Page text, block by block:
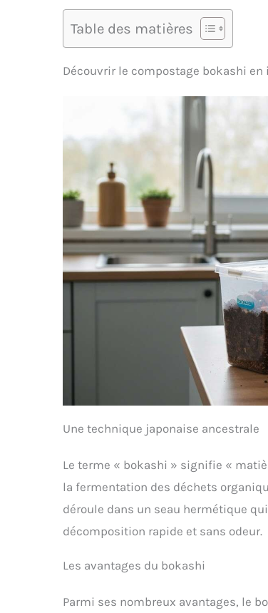
Table des matières
Découvrir le compostage bokashi en
Une technique japonaise ancestrale
Le terme « bokashi » signifie «
la fermentation des déchets
déroule dans un seau hermétique
décomposition rapide et sans odeur.
Les avantages du bokashi
Parmi ses nombreux avantages, le